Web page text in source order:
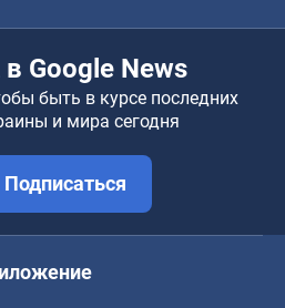
в Google News
быть в курсе последних
и мира сегодня
Подписаться